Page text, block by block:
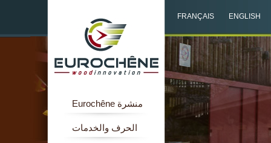
منشرة Eurochêne
الحرف والخدمات
FRANÇAIS ENGLISH